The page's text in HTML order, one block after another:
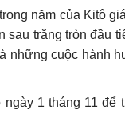
năm của Kitô
trăng tròn đầu
những cuộc hành
1 tháng 11